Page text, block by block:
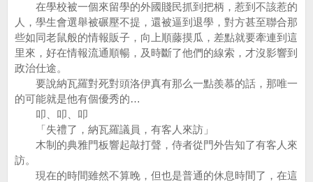
在學校被一個來留學的外國賤民抓到把柄，惹到不該惹的
人，學生會選舉被碾壓不提，還被逼到退學，對方甚至聯合那
些如同老鼠般的情報販子，向上順藤摸瓜，差點就要牽連到這
里來，好在情報流通順暢，及時斷了他們的線索，才沒影響到
政治仕途。
要說納瓦羅對死對頭洛伊真有那么一點羨慕的話，那唯一
的可能就是他有個優秀的…
叩、叩、叩
「失禮了，納瓦羅議員，有客人來訪」
木制的典雅門板響起敲打聲，侍者從門外告知了有客人來
訪。
現在的時間雖然不算晚，但也是普通的休息時間了，在這